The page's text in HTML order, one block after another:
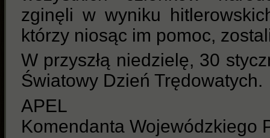
zginęli w wyniku
którzy niosąc im pomoc,
W przyszłą niedzielę, 30
Światowy Dzień Trędowatych.
APEL
Komendanta Wojewódzkiego